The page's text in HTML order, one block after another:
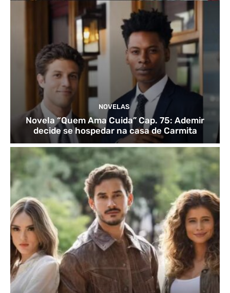
NOVELAS
Novela “Quem Ama Cuida” Cap. 75: Ademir
decide se hospedar na casa de Carmita